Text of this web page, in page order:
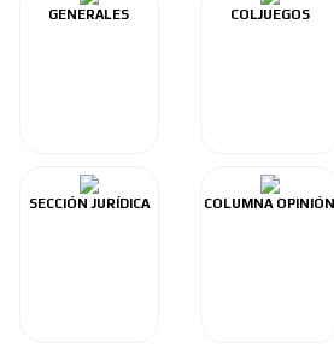
GENERALES COLJUEGOS
SECCIÓN JURÍDICA COLUMNA OPINIÓN